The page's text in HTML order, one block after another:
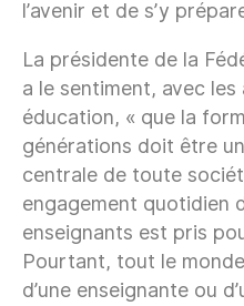
l’avenir et de s’y
La présidente de la
a le sentiment, avec
éducation, « que la
générations doit être
centrale de toute
engagement quotidien
enseignants est pris
Pourtant, tout le
d’une enseignante ou